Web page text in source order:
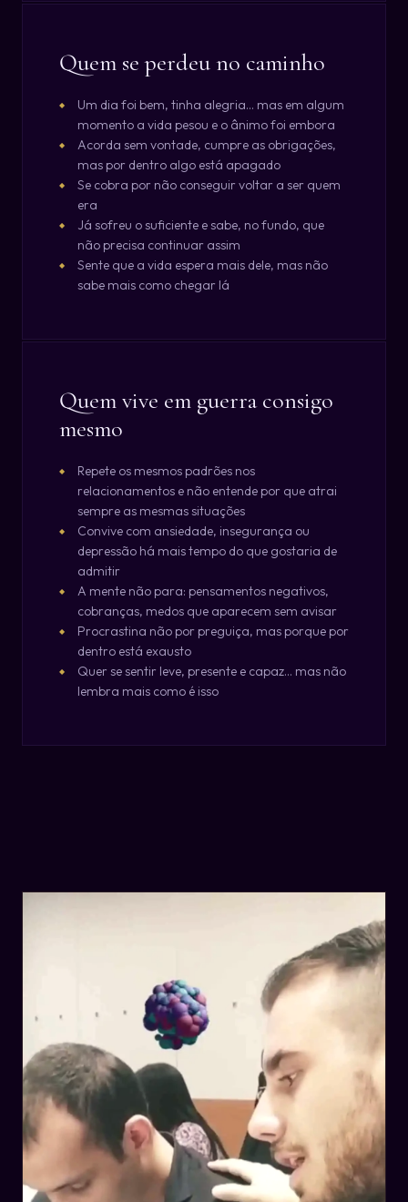
Quem se perdeu no caminho
Um dia foi bem, tinha alegria... mas em algum
momento a vida pesou e o ânimo foi embora
Acorda sem vontade, cumpre as obrigações,
mas por dentro algo está apagado
Se cobra por não conseguir voltar a ser quem
era
Já sofreu o suficiente e sabe, no fundo, que
não precisa continuar assim
Sente que a vida espera mais dele, mas não
sabe mais como chegar lá
Quem vive em guerra consigo
mesmo
Repete os mesmos padrões nos
relacionamentos e não entende por que atrai
sempre as mesmas situações
Convive com ansiedade, insegurança ou
depressão há mais tempo do que gostaria de
admitir
A mente não para: pensamentos negativos,
cobranças, medos que aparecem sem avisar
Procrastina não por preguiça, mas porque por
dentro está exausto
Quer se sentir leve, presente e capaz... mas não
lembra mais como é isso